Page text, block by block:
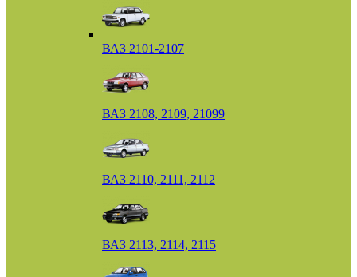
ВАЗ 2101-2107
ВАЗ 2108, 2109, 21099
ВАЗ 2110, 2111, 2112
ВАЗ 2113, 2114, 2115